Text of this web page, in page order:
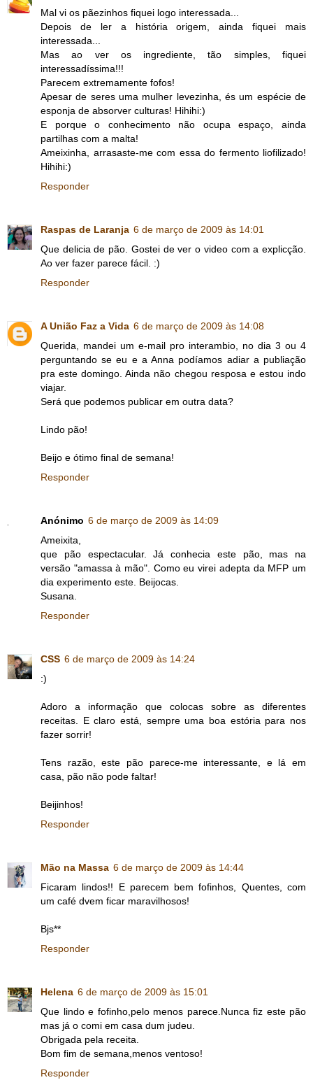
Mal vi os pãezinhos fiquei logo interessada...
Depois de ler a história origem, ainda fiquei mais
interessada...
Mas ao ver os ingrediente, tão simples, fiquei
interessadíssima!!!
Parecem extremamente fofos!
Apesar de seres uma mulher levezinha, és um espécie de
esponja de absorver culturas! Hihihi:)
E porque o conhecimento não ocupa espaço, ainda
partilhas com a malta!
Ameixinha, arrasaste-me com essa do fermento liofilizado!
Hihihi:)
Responder
Raspas de Laranja 6 de março de 2009 às 14:01
Que delicia de pão. Gostei de ver o video com a explicção.
Ao ver fazer parece fácil. :)
Responder
A União Faz a Vida 6 de março de 2009 às 14:08
Querida, mandei um e-mail pro interambio, no dia 3 ou 4
perguntando se eu e a Anna podíamos adiar a publiação
pra este domingo. Ainda não chegou resposa e estou indo
viajar.
Será que podemos publicar em outra data?
Lindo pão!
Beijo e ótimo final de semana!
Responder
Anónimo 6 de março de 2009 às 14:09
Ameixita,
que pão espectacular. Já conhecia este pão, mas na
versão "amassa à mão". Como eu virei adepta da MFP um
dia experimento este. Beijocas.
Susana.
Responder
CSS 6 de março de 2009 às 14:24
:)
Adoro a informação que colocas sobre as diferentes
receitas. E claro está, sempre uma boa estória para nos
fazer sorrir!
Tens razão, este pão parece-me interessante, e lá em
casa, pão não pode faltar!
Beijinhos!
Responder
Mão na Massa 6 de março de 2009 às 14:44
Ficaram lindos!! E parecem bem fofinhos, Quentes, com
um café dvem ficar maravilhosos!
Bjs**
Responder
Helena 6 de março de 2009 às 15:01
Que lindo e fofinho,pelo menos parece.Nunca fiz este pão
mas já o comi em casa dum judeu.
Obrigada pela receita.
Bom fim de semana,menos ventoso!
Responder